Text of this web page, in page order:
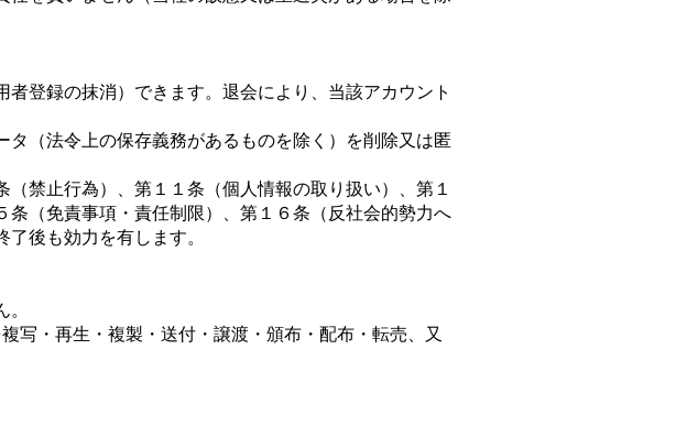
登録の抹消）できます。退会により、当該アカウント
（法令上の保存義務があるものを除く）を削除又は匿
禁止行為）、第１１条（個人情報の取り扱い）、第１
（免責事項・責任制限）、第１６条（反社会的勢力へ
後も効力を有します。
写・再生・複製・送付・譲渡・頒布・配布・転売、又